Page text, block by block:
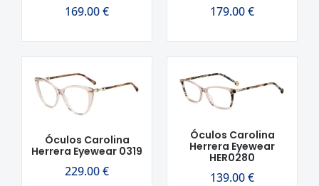
169.00€ 179.00€
Óculos Carolina
Herrera Eyewear 0319
229.00€
Óculos Carolina
Herrera Eyewear
HER0280
139.00€